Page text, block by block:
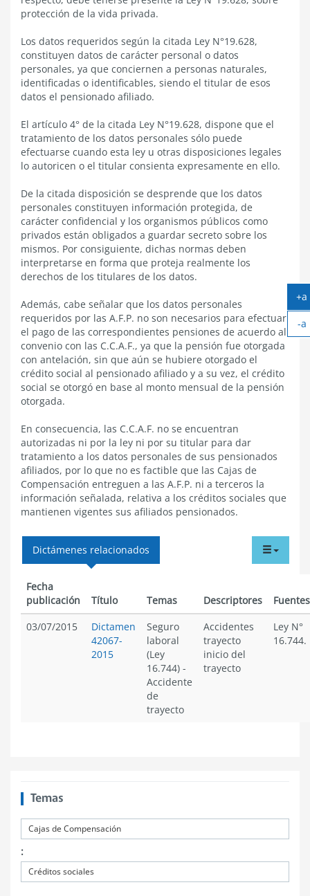
protección de la vida privada.
Los datos requeridos según la citada Ley N°19.628,
constituyen datos de carácter personal o datos
personales, ya que conciernen a personas naturales,
identificadas o identificables, siendo el titular de esos
datos el pensionado afiliado.
El artículo 4° de la citada Ley N°19.628, dispone que el
tratamiento de los datos personales sólo puede
efectuarse cuando esta ley u otras disposiciones legales
lo autoricen o el titular consienta expresamente en ello.
De la citada disposición se desprende que los datos
personales constituyen información protegida, de
carácter confidencial y los organismos públicos como
privados están obligados a guardar secreto sobre los
mismos. Por consiguiente, dichas normas deben
interpretarse en forma que proteja realmente los
derechos de los titulares de los datos.
Además, cabe señalar que los datos personales
requeridos por las A.F.P. no son necesarios para efectuar
el pago de las correspondientes pensiones de acuerdo al
convenio con las C.C.A.F., ya que la pensión fue otorgada
con antelación, sin que aún se hubiere otorgado el
crédito social al pensionado afiliado y a su vez, el crédito
social se otorgó en base al monto mensual de la pensión
otorgada.
En consecuencia, las C.C.A.F. no se encuentran
autorizadas ni por la ley ni por su titular para dar
tratamiento a los datos personales de sus pensionados
afiliados, por lo que no es factible que las Cajas de
Compensación entreguen a las A.F.P. ni a terceros la
información señalada, relativa a los créditos sociales que
mantienen vigentes sus afiliados pensionados.
menu
Dictámenes relacionados
Fecha
publicación
Título Temas Descriptores
Fuentes
03/07/2015
Dictamen
42067-
2015
Seguro
laboral
(Ley
16.744) -
Accidente
de
trayecto
Accidentes
trayecto
inicio del
trayecto
Ley N°
16.744.
Temas
Cajas de Compensación
:
Créditos sociales
+a
-a